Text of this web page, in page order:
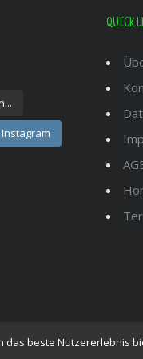
QUICK
| i-Recover
das beste Nutzererlebnis